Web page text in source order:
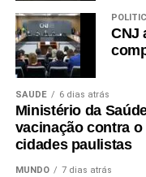
CNJ
SAÚDE 6 dias atrás
Ministério da
vacinação contra o
cidades paulistas
MUNDO 7 dias atrás